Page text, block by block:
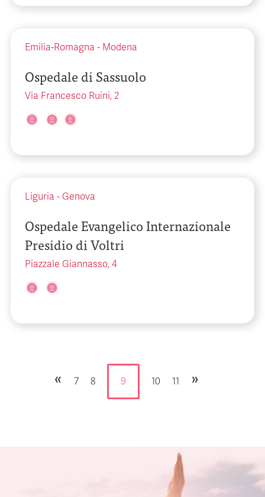
Emilia-Romagna - Modena
Ospedale di Sassuolo
Via Francesco Ruini, 2
Liguria - Genova
Ospedale Evangelico Internazionale
Presidio di Voltri
Piazzale Giannasso, 4
« 7 8 9 10 11 »